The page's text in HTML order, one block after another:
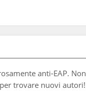
anti-EAP. Non
trovare nuovi autori!